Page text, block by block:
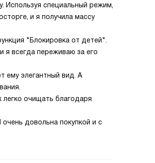
Используя специальный режим,
и я получила массу
"Блокировка от детей".
я всегда переживаю за его
ему элегантный вид. А
очищать благодаря
довольна покупкой и с